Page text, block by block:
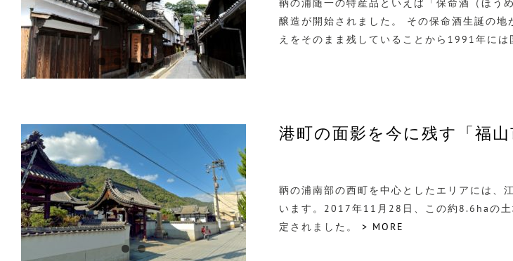
醸造が開始されました。 その保命酒生誕の
えをそのまま残していることから1991年に
港町の面影を今に残す「福
鞆の浦南部の西町を中心としたエリアには、
います。2017年11月28日、この約8.6haの
定されました。 > MORE